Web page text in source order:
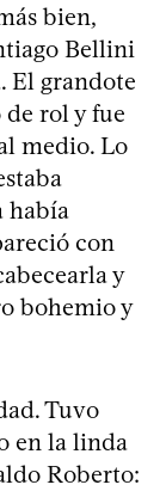
bien,
Bellini
El grandote
rol y fue
medio. Lo
había
con
y
bohemio y
Tuvo
en la linda
Roberto: